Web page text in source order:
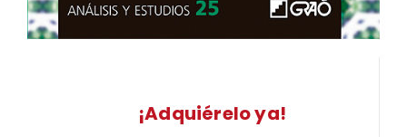
¡Adquiérelo ya!